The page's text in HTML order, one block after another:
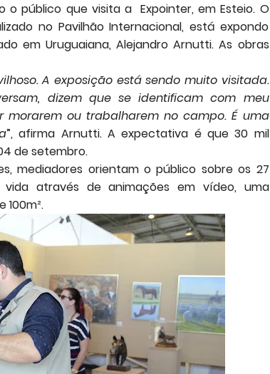
o público que visita a Expointer, em Esteio. O
no Pavilhão Internacional, está expondo
em Uruguaiana, Alejandro Arnutti. As obras
A exposição está sendo muito visitada.
dizem que se identificam com meu
ou trabalharem no campo. É uma
”, afirma Arnutti. A expectativa é que 30 mil
de setembro.
mediadores orientam o público sobre os 27
através de animações em vídeo, uma